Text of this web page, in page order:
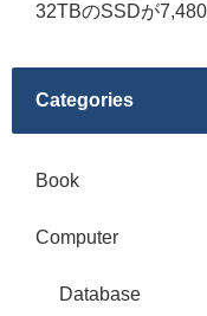
32TBのSSDが
Categories
Book
Computer
Database